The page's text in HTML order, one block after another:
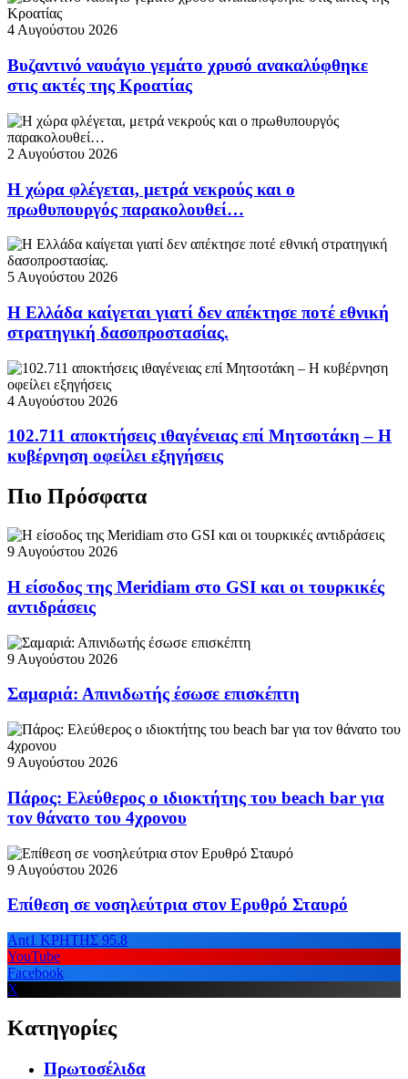
4 Αυγούστου 2026
Βυζαντινό ναυάγιο γεμάτο χρυσό ανακαλύφθηκε
στις ακτές της Κροατίας
2 Αυγούστου 2026
Η χώρα φλέγεται, μετρά νεκρούς και ο
πρωθυπουργός παρακολουθεί…
5 Αυγούστου 2026
Η Ελλάδα καίγεται γιατί δεν απέκτησε ποτέ εθνική
στρατηγική δασοπροστασίας.
4 Αυγούστου 2026
102.711 αποκτήσεις ιθαγένειας επί Μητσοτάκη – Η
κυβέρνηση οφείλει εξηγήσεις
Πιο Πρόσφατα
9 Αυγούστου 2026
Η είσοδος της Meridiam στο GSI και οι τουρκικές
αντιδράσεις
9 Αυγούστου 2026
Σαμαριά: Απινιδωτής έσωσε επισκέπτη
9 Αυγούστου 2026
Πάρος: Ελεύθερος ο ιδιοκτήτης του beach bar για
τον θάνατο του 4χρονου
9 Αυγούστου 2026
Επίθεση σε νοσηλεύτρια στον Ερυθρό Σταυρό
Ant1 ΚΡΗΤΗΣ 95.8
YouTube
Facebook
X
Κατηγορίες
Πρωτοσέλιδα